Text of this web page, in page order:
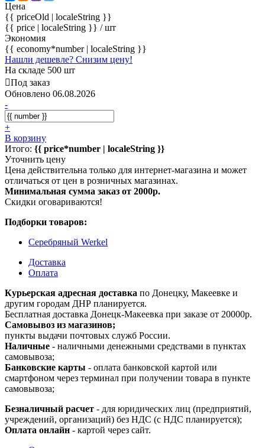
Цена
{{ priceOld | localeString }}
{{ price | localeString }} / шт
Экономия
{{ economy*number | localeString }}
Нашли дешевле? Снизим цену!
На складе 500 шт
Под заказ
Обновлено 06.08.2026
-
+
В корзину
Итого: {{ price*number | localeString }}
Уточнить цену
Цена действительна только для интернет-магазина и может
отличаться от цен в розничных магазинах.
Минимальная сумма заказ от 2000р.
Скидки оговариваются!
Подборки товаров:
Серебряный Werkel
Доставка
Оплата
Курьерская адресная доставка по Донецку, Макеевке и
другим городам ДНР планируется.
Бесплатная доставка Донецк-Макеевка при заказе от 20000р.
Самовывоз из магазинов;
пункты выдачи почтовых служб России.
Наличные - наличными денежными средствами в пунктах
самовывоза;
Банковские карты - оплата банковской картой или
смартфоном через терминал при получении товара в пункте
самовывоза;
Безналичный расчет - для юридических лиц (предприятий,
учреждений, организаций) без НДС (с НДС планируется);
Оплата онлайн - картой через сайт.